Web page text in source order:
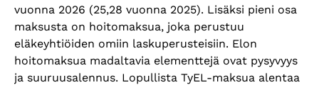
vuonna 2026 (25,28 vuonna 2025). Lisäksi pieni osa
maksusta on hoitomaksua, joka perustuu
eläkeyhtiöiden omiin laskuperusteisiin. Elon
hoitomaksua madaltavia elementtejä ovat pysyvyys
ja suuruusalennus. Lopullista TyEL-maksua alentaa